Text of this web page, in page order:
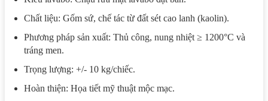
Chất liệu: Gốm sứ, chế tác từ đất sét cao lanh (kaolin).
Phương pháp sản xuất: Thủ công, nung nhiệt ≥ 1200°C và
tráng men.
Trọng lượng: +/- 10 kg/chiếc.
Hoàn thiện: Họa tiết mỹ thuật mộc mạc.